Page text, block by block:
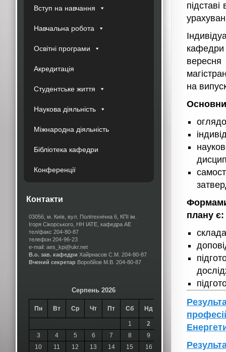
Вступ на навчання
Навчальна робота
Освітні програми
Акредитація
Студентське життя
Наукова діяльність
Міжнародна діяльність
Бібліотека кафедри
Конференції
Контакти
03056, м. Київ, вул. Політехнічна 6, КПІ ім.
Ігоря Сікорського, НН ІАТЕ, кафедра АЕ
тел/факс 204-80-87
телефон 204-96-23
e-mail: aes_kpi@ukr.net
В.о. зав. кафедри Хайрнасов С.М. 204-80-87
Вчений секретар Воробйов М.В. 204-80-87
Серпень 2026
Пн Вт Ср Чт Пт Сб Нд
1
2
3
4 5 6 7 8
9
10
11 12 13 14 15
16
вересня
на
плану є: